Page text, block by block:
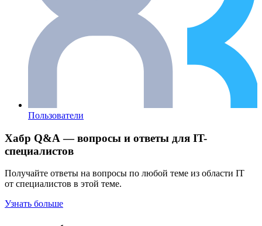
Пользователи
Хабр Q&A — вопросы и ответы для IT-
специалистов
Получайте ответы на вопросы по любой теме из области IT
от специалистов в этой теме.
Узнать больше